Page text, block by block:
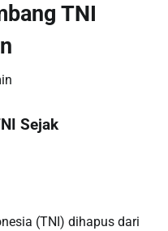
TNI
Sejak
(TNI) dihapus dari